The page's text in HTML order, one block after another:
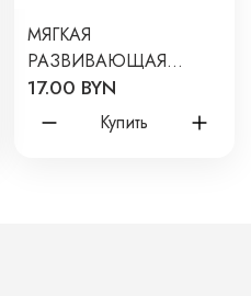
МЯГКАЯ
РАЗВИВАЮЩАЯ
ИГРУШКА-ПОДВЕСКА
"МЯЧИК С
ПЕТЕЛЬКАМИ" 263
17.00 BYN
Купить